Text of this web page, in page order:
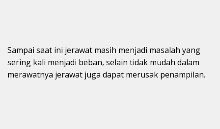
Sampai saat ini jerawat masih menjadi masalah yang
sering kali menjadi beban, selain tidak mudah dalam
merawatnya jerawat juga dapat merusak penampilan.